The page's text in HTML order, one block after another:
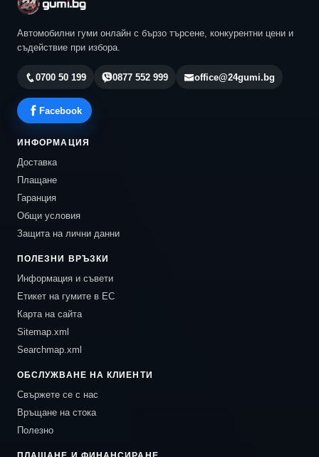
Автомобилни гуми онлайн с бързо търсене, конкурентни цени и
съдействие при избора.
0700 50 199 0877 552 999 office@24gumi.bg
Facebook
ИНФОРМАЦИЯ
Доставка
Плащане
Гаранция
Общи условия
Защита на лични данни
ПОЛЕЗНИ ВРЪЗКИ
Информация и съвети
Етикет на гумите в ЕС
Карта на сайта
Sitemap.xml
Searchmap.xml
ОБСЛУЖВАНЕ НА КЛИЕНТИ
Свържете се с нас
Връщане на стока
Полезно